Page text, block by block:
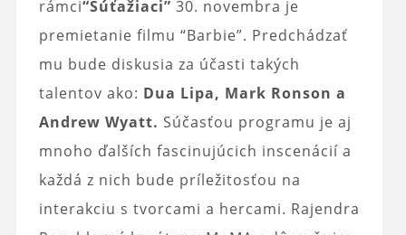
rámci“Súťažiaci” 30. novembra je
premietanie filmu “Barbie”. Predchádzať
mu bude diskusia za účasti takých
talentov ako: Dua Lipa, Mark Ronson a
Andrew Wyatt. Súčasťou programu je aj
mnoho ďalších fascinujúcich inscenácií a
každá z nich bude príležitosťou na
interakciu s tvorcami a hercami. Rajendra